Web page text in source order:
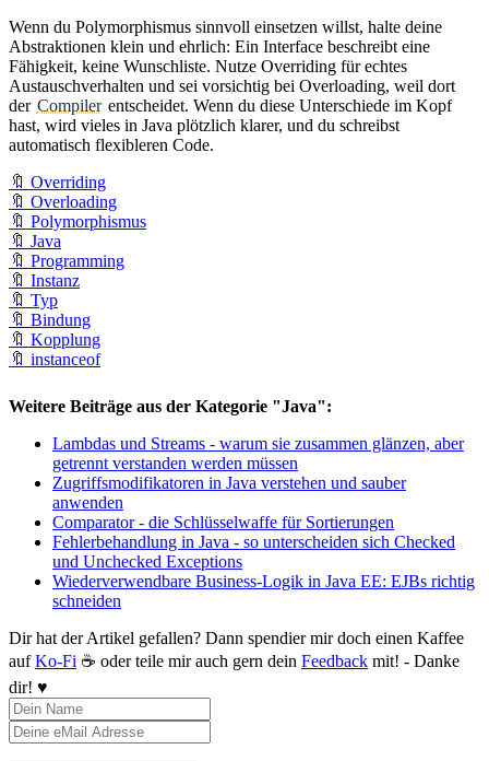
Wenn du Polymorphismus sinnvoll einsetzen willst, halte deine
Abstraktionen klein und ehrlich: Ein Interface beschreibt eine
Fähigkeit, keine Wunschliste. Nutze Overriding für echtes
Austauschverhalten und sei vorsichtig bei Overloading, weil dort
der Compiler entscheidet. Wenn du diese Unterschiede im Kopf
hast, wird vieles in Java plötzlich klarer, und du schreibst
automatisch flexibleren Code.
🔖 Overriding
🔖 Overloading
🔖 Polymorphismus
🔖 Java
🔖 Programming
🔖 Instanz
🔖 Typ
🔖 Bindung
🔖 Kopplung
🔖 instanceof
Weitere Beiträge aus der Kategorie "Java":
Lambdas und Streams - warum sie zusammen glänzen, aber
getrennt verstanden werden müssen
Zugriffsmodifikatoren in Java verstehen und sauber
anwenden
Comparator - die Schlüsselwaffe für Sortierungen
Fehlerbehandlung in Java - so unterscheiden sich Checked
und Unchecked Exceptions
Wiederverwendbare Business-Logik in Java EE: EJBs richtig
schneiden
Dir hat der Artikel gefallen? Dann spendier mir doch einen Kaffee
aufKo-Fi ☕️ oder teile mir auch gern dein Feedback mit! - Danke
dir! ♥️